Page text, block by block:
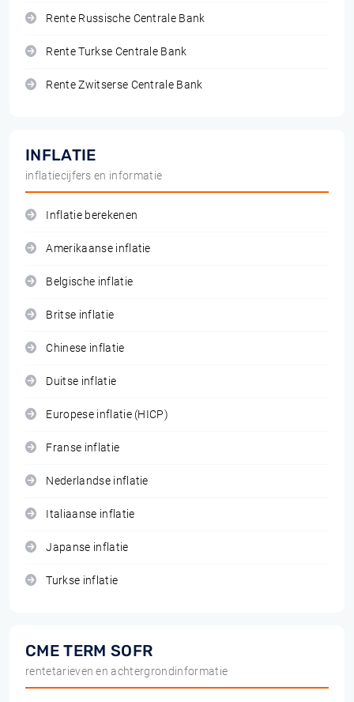
Rente Russische Centrale Bank
Rente Turkse Centrale Bank
Rente Zwitserse Centrale Bank
INFLATIE
inflatiecijfers en informatie
Inflatie berekenen
Amerikaanse inflatie
Belgische inflatie
Britse inflatie
Chinese inflatie
Duitse inflatie
Europese inflatie (HICP)
Franse inflatie
Nederlandse inflatie
Italiaanse inflatie
Japanse inflatie
Turkse inflatie
CME TERM SOFR
rentetarieven en achtergrondinformatie